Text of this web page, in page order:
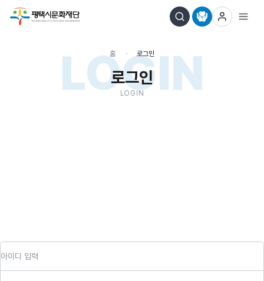
LOGIN
홈 로그인
로그인
LOGIN